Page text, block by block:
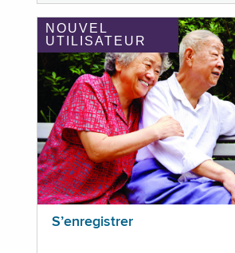
NOUVEL
UTILISATEUR
S’enregistrer